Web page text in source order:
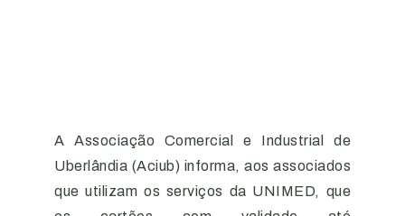
A Associação Comercial e Industrial de
Uberlândia (Aciub) informa, aos associados
que utilizam os serviços da UNIMED, que